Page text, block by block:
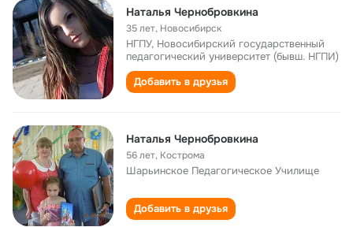
Наталья Чернобровкина
35 лет, Новосибирск
НГПУ, Новосибирский государственный
педагогический университет (бывш. НГПИ)
Добавить в друзья
Наталья Чернобровкина
56 лет, Кострома
Шарьинское Педагогическое Училище
Добавить в друзья